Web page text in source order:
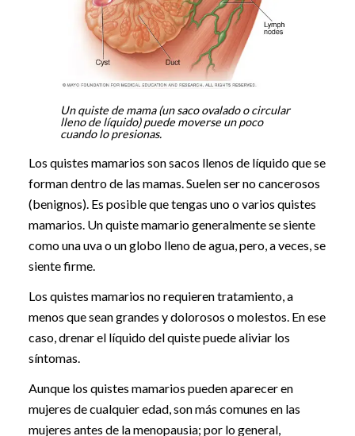
Un quiste de mama (un saco ovalado o circular
lleno de líquido) puede moverse un poco
cuando lo presionas.
Los quistes mamarios son sacos llenos de líquido que se
forman dentro de las mamas. Suelen ser no cancerosos
(benignos). Es posible que tengas uno o varios quistes
mamarios. Un quiste mamario generalmente se siente
como una uva o un globo lleno de agua, pero, a veces, se
siente firme.
Los quistes mamarios no requieren tratamiento, a
menos que sean grandes y dolorosos o molestos. En ese
caso, drenar el líquido del quiste puede aliviar los
síntomas.
Aunque los quistes mamarios pueden aparecer en
mujeres de cualquier edad, son más comunes en las
mujeres antes de la menopausia; por lo general,